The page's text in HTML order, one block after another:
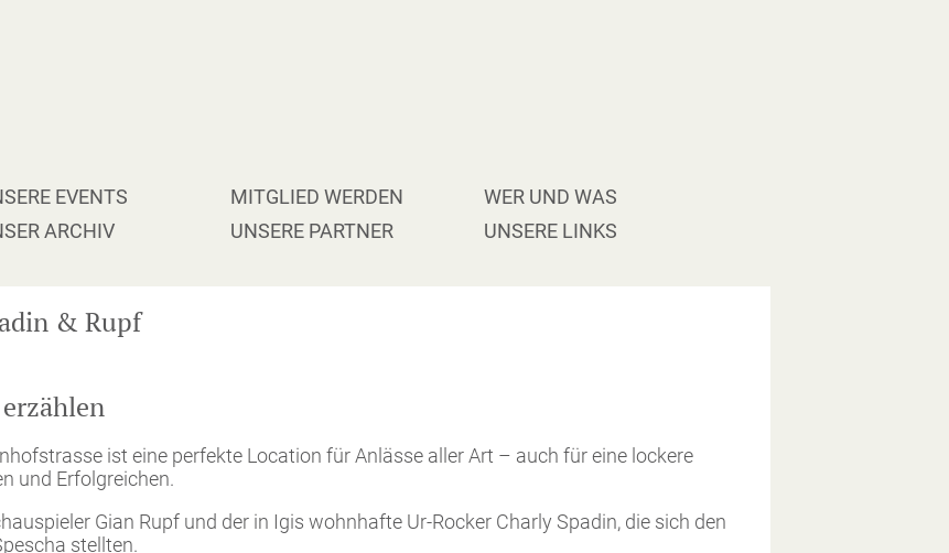
EVENTS MITGLIED WERDEN
WER UND WAS
ARCHIV
UNSERE PARTNER UNSERE LINKS
& Rupf
ist eine perfekte Location für Anlässe aller Art – auch für eine lockere
und Erfolgreichen.
Gian Rupf und der in Igis wohnhafte Ur-Rocker Charly Spadin, die sich den
stellten.